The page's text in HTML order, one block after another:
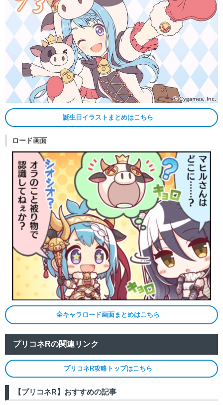
誕生日イラストまとめはこちら
ロード画面
全キャラロード画面まとめはこちら
プリコネRの関連リンク
プリコネR攻略トップはこちら
【プリコネR】おすすめの記事